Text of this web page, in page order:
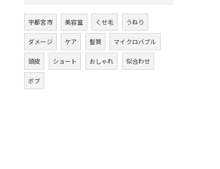
宇都宮市 美容室 くせ毛 うねり
ダメージ ケア 髪質 マイクロバブル
頭皮 ショート おしゃれ 似合わせ
ボブ